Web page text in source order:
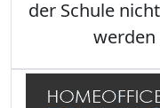
der Schule